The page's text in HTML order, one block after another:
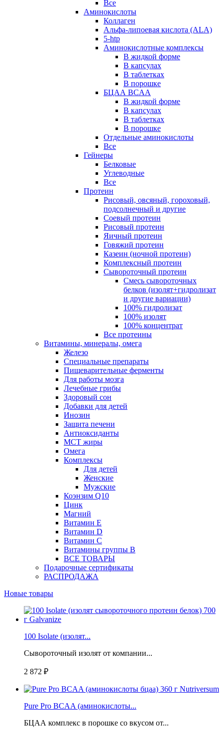
Все
Аминокислоты
Коллаген
Альфа-липоевая кислота (ALA)
5-htp
Аминокислотные комплексы
В жидкой форме
В капсулах
В таблетках
В порошке
БЦАА BCAA
В жидкой форме
В капсулах
В таблетках
В порошке
Отдельные аминокислоты
Все
Гейнеры
Белковые
Углеводные
Все
Протеин
Рисовый, овсяный, гороховый,
подсолнечный и другие
Соевый протеин
Рисовый протеин
Яичный протеин
Говяжий протеин
Казеин (ночной протеин)
Комплексный протеин
Сывороточный протеин
Смесь сывороточных
белков (изолят+гидролизат
и другие вариации)
100% гидролизат
100% изолят
100% концентрат
Все протеины
Витамины, минералы, омега
Железо
Специальные препараты
Пищеварительные ферменты
Для работы мозга
Лечебные грибы
Здоровый сон
Добавки для детей
Инозин
Защита печени
Антиоксиданты
МСТ жиры
Омега
Комплексы
Для детей
Женские
Мужские
Коэнзим Q10
Цинк
Магний
Витамин Е
Витамин D
Витамин С
Витамины группы B
ВСЕ ТОВАРЫ
Подарочные сертификаты
РАСПРОДАЖА
Новые товары
100 Isolate (изолят...
Сывороточный изолят от компании...
2 872 ₽
Pure Pro BCAA (аминокислоты...
БЦАА комплекс в порошке со вкусом от...